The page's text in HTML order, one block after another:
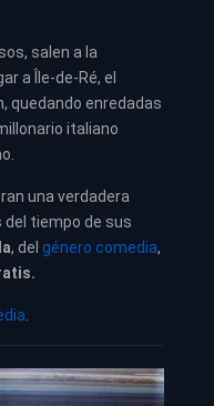
salen a la
a Île-de-Ré, el
quedando enredadas
italiano
una verdadera
del tiempo de sus
, del género comedia,